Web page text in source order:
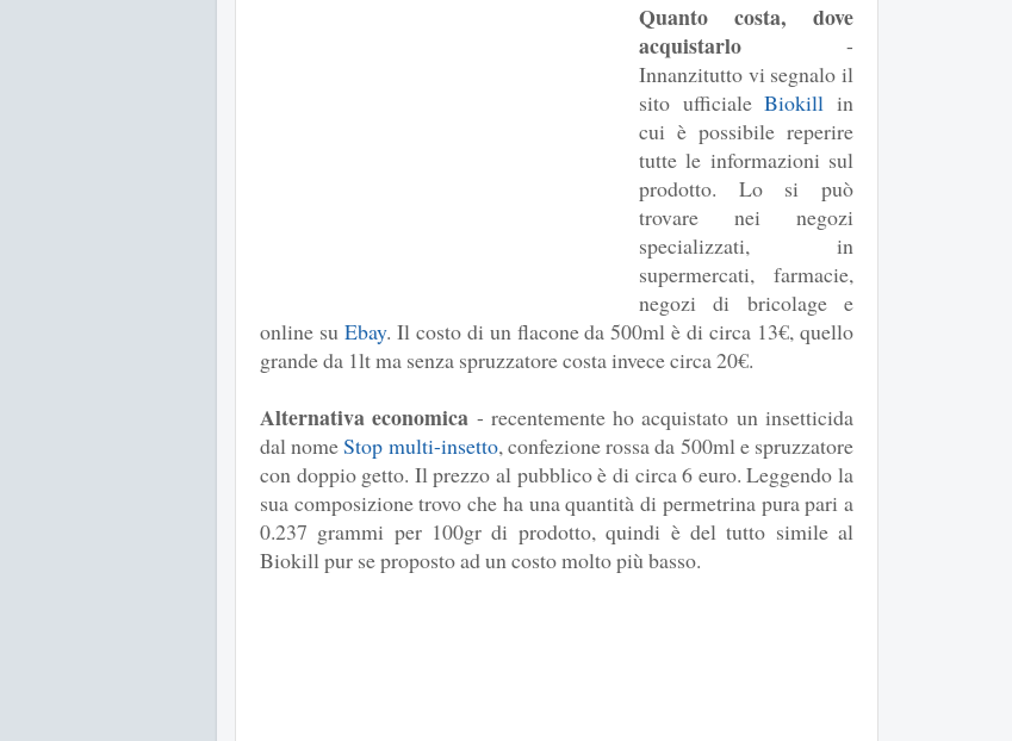
Quanto costa, dove
acquistarlo-
Innanzitutto vi segnalo il
sito ufficialeBiokill in
cui è possibile reperire
tutte le informazioni sul
prodotto. Lo si può
trovare nei negozi
specializzati, in
supermercati, farmacie,
negozi di bricolage e
online su Ebay. Il costo di un flacone da 500ml è di circa 13€, quello
grande da 1lt ma senza spruzzatore costa invece circa 20€.
Alternativa economica - recentemente ho acquistato un insetticida
dal nomeStop multi-insetto, confezione rossa da 500ml e spruzzatore
con doppio getto. Il prezzo al pubblico è di circa 6 euro. Leggendo la
sua composizione trovo che ha una quantità di permetrina pura pari a
0.237 grammi per 100gr di prodotto, quindi è del tutto simile al
Biokill pur se proposto ad un costo molto più basso.